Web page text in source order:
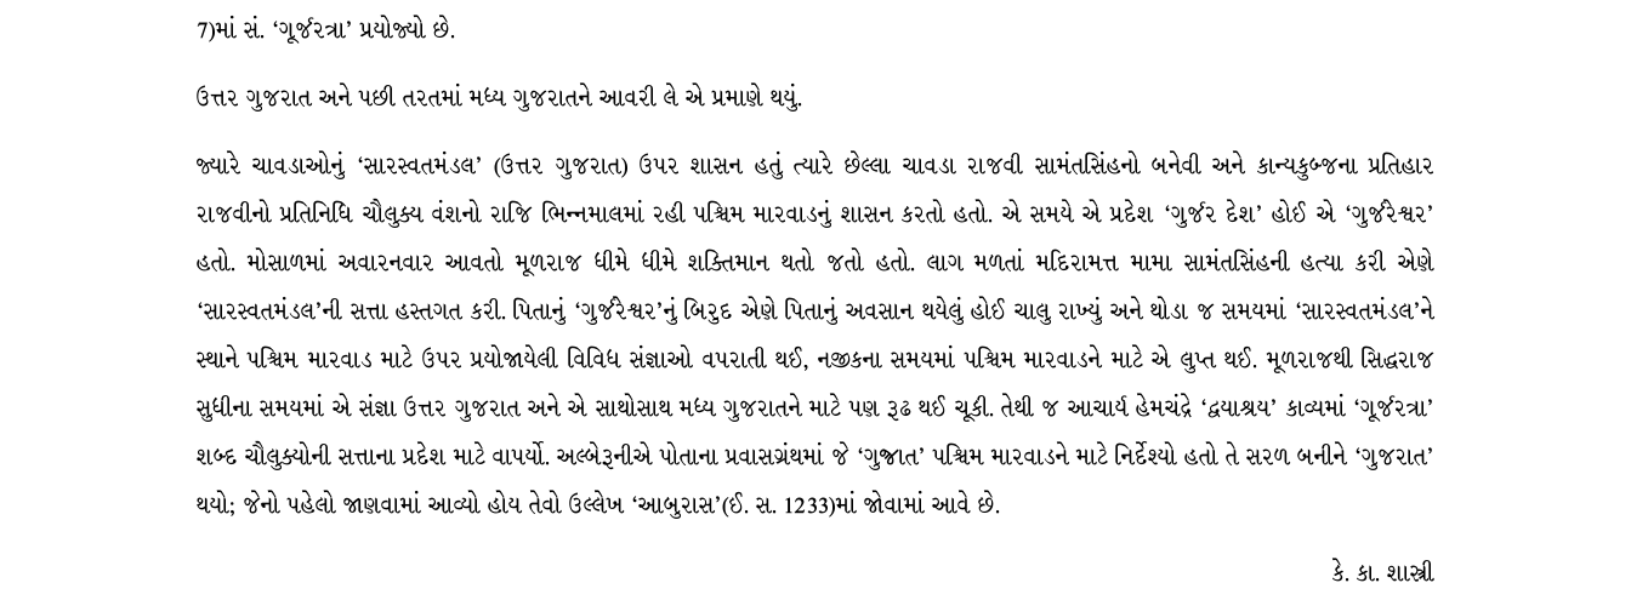
7)માં સં. ‘ગૂર્જરત્રા’ પ્રયોજ્યો છે.
ઉત્તર ગુજરાત અને પછી તરતમાં મધ્ય ગુજરાતને આવરી લે એ પ્રમાણે થયું.
જ્યારે ચાવડાઓનું ‘સારસ્વતમંડલ’ (ઉત્તર ગુજરાત) ઉપર શાસન હતું ત્યારે છેલ્લા ચાવડા રાજવી સામંતસિંહનો બનેવી અને કાન્યકુબ્જના પ્રતિહાર
રાજવીનો પ્રતિનિધિ ચૌલુક્ય વંશનો રાજિ ભિન્નમાલમાં રહી પશ્ચિમ મારવાડનું શાસન કરતો હતો. એ સમયે એ પ્રદેશ ‘ગુર્જર દેશ’ હોઈ એ ‘ગુર્જરેશ્વર’
હતો. મોસાળમાં અવારનવાર આવતો મૂળરાજ ધીમે ધીમે શક્તિમાન થતો જતો હતો. લાગ મળતાં મદિરામત્ત મામા સામંતસિંહની હત્યા કરી એણે
‘સારસ્વતમંડલ’ની સત્તા હસ્તગત કરી. પિતાનું ‘ગુર્જરેશ્વર’નું બિરુદ એણે પિતાનું અવસાન થયેલું હોઈ ચાલુ રાખ્યું અને થોડા જ સમયમાં ‘સારસ્વતમંડલ’ને
સ્થાને પશ્ચિમ મારવાડ માટે ઉપર પ્રયોજાયેલી વિવિધ સંજ્ઞાઓ વપરાતી થઈ, નજીકના સમયમાં પશ્ચિમ મારવાડને માટે એ લુપ્ત થઈ. મૂળરાજથી સિદ્ધરાજ
સુધીના સમયમાં એ સંજ્ઞા ઉત્તર ગુજરાત અને એ સાથોસાથ મધ્ય ગુજરાતને માટે પણ રૂઢ થઈ ચૂકી. તેથી જ આચાર્ય હેમચંદ્રે ‘દ્વયાશ્રય’ કાવ્યમાં ‘ગૂર્જરત્રા’
શબ્દ ચૌલુક્યોની સત્તાના પ્રદેશ માટે વાપર્યો. અલ્બેરૂનીએ પોતાના પ્રવાસગ્રંથમાં જે ‘ગુજ્રાત’ પશ્ચિમ મારવાડને માટે નિર્દેશ્યો હતો તે સરળ બનીને ‘ગુજરાત’
થયો; જેનો પહેલો જાણવામાં આવ્યો હોય તેવો ઉલ્લેખ ‘આબુરાસ’(ઈ. સ. 1233)માં જોવામાં આવે છે.
કે. કા. શાસ્ત્રી